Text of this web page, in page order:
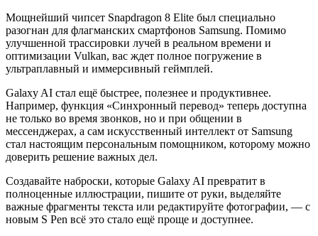
Мощнейший чипсет Snapdragon 8 Elite был специально
разогнан для флагманских смартфонов Samsung. Помимо
улучшенной трассировки лучей в реальном времени и
оптимизации Vulkan, вас ждет полное погружение в
ультраплавный и иммерсивный геймплей.
Galaxy AI стал ещё быстрее, полезнее и продуктивнее.
Например, функция «Синхронный перевод» теперь доступна
не только во время звонков, но и при общении в
мессенджерах, а сам искусственный интеллект от Samsung
стал настоящим персональным помощником, которому можно
доверить решение важных дел.
Создавайте наброски, которые Galaxy AI превратит в
полноценные иллюстрации, пишите от руки, выделяйте
важные фрагменты текста или редактируйте фотографии, — с
новым S Pen всё это стало ещё проще и доступнее.